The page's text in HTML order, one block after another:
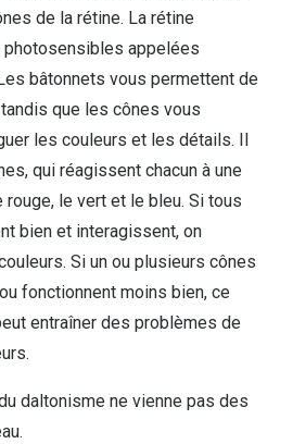
de la rétine. La rétine
appelées
bâtonnets vous permettent de
que les cônes vous
les couleurs et les détails. Il
qui réagissent chacun à une
le vert et le bleu. Si tous
bien et interagissent, on
Si un ou plusieurs cônes
fonctionnent moins bien, ce
entraîner des problèmes de
daltonisme ne vienne pas des